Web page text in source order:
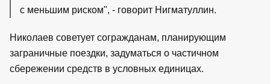
с меньшим риском", - говорит Нигматуллин.
Николаев советует согражданам, планирующим
заграничные поездки, задуматься о частичном
сбережении средств в условных единицах.